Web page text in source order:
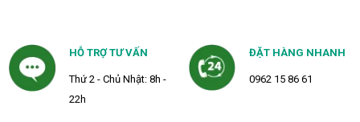
HỖ TRỢ TƯ VẤN
Thứ 2 - Chủ Nhật: 8h -
22h
ĐẶT HÀNG NHANH
0962 15 86 61